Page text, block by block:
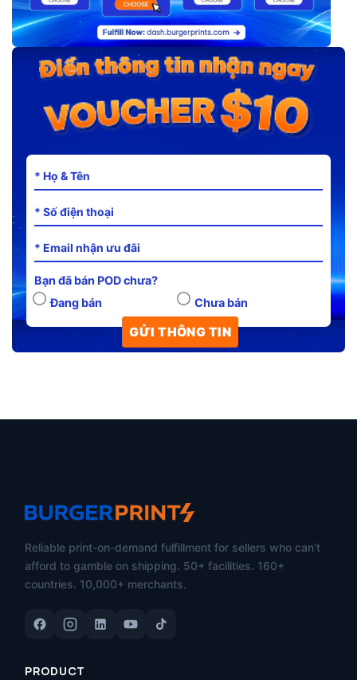
Bạn đã bán POD chưa?
Đang bán
Chưa bán
Reliable print-on-demand fulfillment for sellers who can't
afford to gamble on shipping. 50+ facilities. 160+
countries. 10,000+ merchants.
PRODUCT